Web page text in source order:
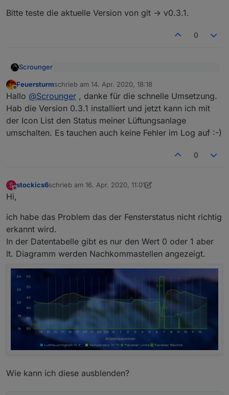
Bitte teste die aktuelle Version von git -> v0.3.1.
0
Scrounger
den korrekten type umgewandelt werden. Das
scheint aber wohl nicht so zu sein.
Das muss ich bei allen Widgets nochmal
gegenprüfen
Hab jetzt eingebaut, dass vor dem schreiben des
Wertes geprüft wird um welchen type es sich
handelt.
Da davon quasi jedes Widget betroffen ist und ich
nicht alle testen kann benötige ich Eure
Bitte teste die aktuelle Version von git -> v0.3.1.
Offline
Feuersturmschrieb am 14. Apr. 2020, 18:18
zuletzt editiert von
Hallo @Scrounger , danke für die schnelle Umsetzung.
Hab die Version 0.3.1 installiert und jetzt kann ich mit
der Icon List den Status meiner Lüftungsanlage
umschalten. Es tauchen auch keine Fehler im Log auf :-)
0
S stockics6schrieb am 16. Apr. 2020, 11:01
zuletzt editiert von stockics6
Hi,
ich habe das Problem das der Fensterstatus nicht richtig
erkannt wird.
In der Datentabelle gibt es nur den Wert 0 oder 1 aber
lt. Diagramm werden Nachkommastellen angezeigt.
Wie kann ich diese ausblenden?